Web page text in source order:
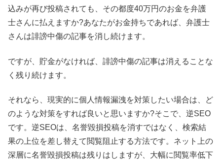
込みが再び投稿されても、その都度40万円のお金を弁護
士さんに払えますか?あなたがお金持ちであれば、弁護士
さんは誹謗中傷の記事を消し続けます。
ですが、貯金がなければ、誹謗中傷の記事は消えることな
く残り続けます。
それなら、現実的に個人情報漏洩を対策したい場合は、ど
のような対策をすれば良いと思いますか?そこで、逆SEO
です。逆SEOは、名誉毀損投稿を消すではなく、検索結
果の上位を差し替えて閲覧阻止する方法です。ネット上の
深層に名誉毀損投稿は残りはしますが、大幅に閲覧率低下